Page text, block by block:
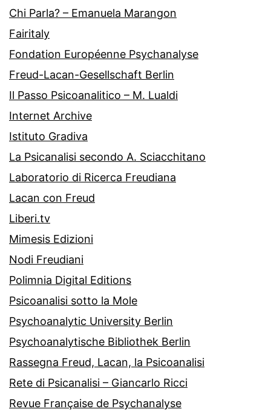
Chi Parla? – Emanuela Marangon
Fairitaly
Fondation Européenne Psychanalyse
Freud-Lacan-Gesellschaft Berlin
Il Passo Psicoanalitico – M. Lualdi
Internet Archive
Istituto Gradiva
La Psicanalisi secondo A. Sciacchitano
Laboratorio di Ricerca Freudiana
Lacan con Freud
Liberi.tv
Mimesis Edizioni
Nodi Freudiani
Polimnia Digital Editions
Psicoanalisi sotto la Mole
Psychoanalytic University Berlin
Psychoanalytische Bibliothek Berlin
Rassegna Freud, Lacan, la Psicoanalisi
Rete di Psicanalisi – Giancarlo Ricci
Revue Française de Psychanalyse